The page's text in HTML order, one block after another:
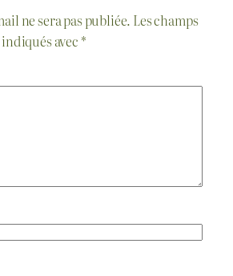
ne sera pas publiée. Les champs
avec *